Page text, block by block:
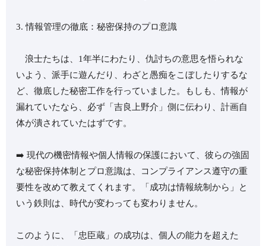
3. 情報管理の徹底：秘密保持のプロ意識
浪士たちは、1年半にわたり、仇討ちの意思を悟られな
いよう、派手に遊んだり、わざと愚痴をこぼしたりするな
ど、徹底した秘密工作を行っていました。もしも、情報が
漏れていたなら、必ず「吉良上野介」側に伝わり、計画自
体が潰されていたはずです。
➡️ 現代の機密情報や個人情報の保護において、彼らの強固
な秘密保持体制とプロ意識は、コンプライアンス遵守の重
要性を改めて教えてくれます。「成功は情報統制から」と
いう鉄則は、時代が変わっても変わりません。
このように、「忠臣蔵」の成功は、個人の能力を超えた